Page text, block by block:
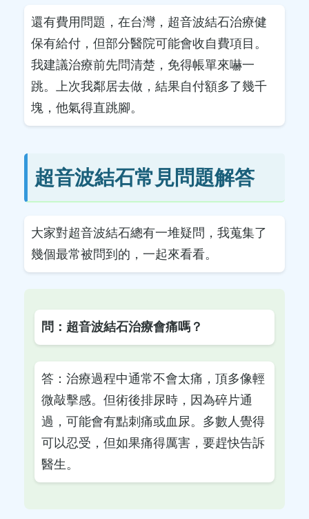
還有費用問題，在台灣，超音波結石治療健
保有給付，但部分醫院可能會收自費項目。
我建議治療前先問清楚，免得帳單來嚇一
跳。上次我鄰居去做，結果自付額多了幾千
塊，他氣得直跳腳。
超音波結石常見問題解答
大家對超音波結石總有一堆疑問，我蒐集了
幾個最常被問到的，一起來看看。
問：超音波結石治療會痛嗎？
答：治療過程中通常不會太痛，頂多像輕
微敲擊感。但術後排尿時，因為碎片通
過，可能會有點刺痛或血尿。多數人覺得
可以忍受，但如果痛得厲害，要趕快告訴
醫生。